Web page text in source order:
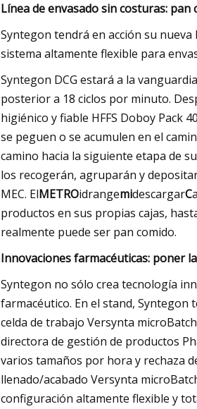
Línea de envasado sin costuras: pan
Syntegon tendrá en acción su
sistema altamente flexible para
Syntegon DCG estará a la
posterior a 18 ciclos por minuto.
higiénico y fiable HFFS Doboy Pack
se peguen o se acumulen en el
camino hacia la siguiente etapa de su
los recogerán, agruparán y
MEC. ElMETROidrangemidescargarC
productos en sus propias cajas,
realmente puede ser pan comido.
Innovaciones farmacéuticas: poner
Syntegon no sólo crea tecnología
farmacéutico. En el stand, Syntegon
celda de trabajo Versynta
directora de gestión de productos
varios tamaños por hora y rechaza
llenado/acabado Versynta
configuración altamente flexible y